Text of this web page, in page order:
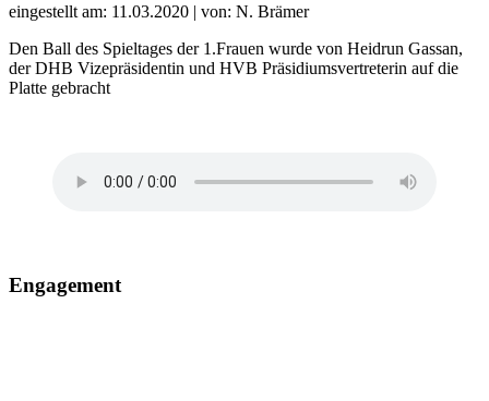
eingestellt am: 11.03.2020 | von: N. Brämer
Den Ball des Spieltages der 1.Frauen wurde von Heidrun Gassan,
der DHB Vizepräsidentin und HVB Präsidiumsvertreterin auf die
Platte gebracht
Engagement